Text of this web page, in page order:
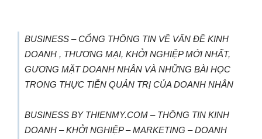
BUSINESS – CỔNG THÔNG TIN VỀ VẤN ĐỀ KINH
DOANH , THƯƠNG MẠI, KHỞI NGHIỆP MỚI NHẤT,
GƯƠNG MẶT DOANH NHÂN VÀ NHỮNG BÀI HỌC
TRONG THỰC TIỄN QUẢN TRỊ CỦA DOANH NHÂN
BUSINESS BY THIENMY.COM – THÔNG TIN KINH
DOANH – KHỞI NGHIỆP – MARKETING – DOANH